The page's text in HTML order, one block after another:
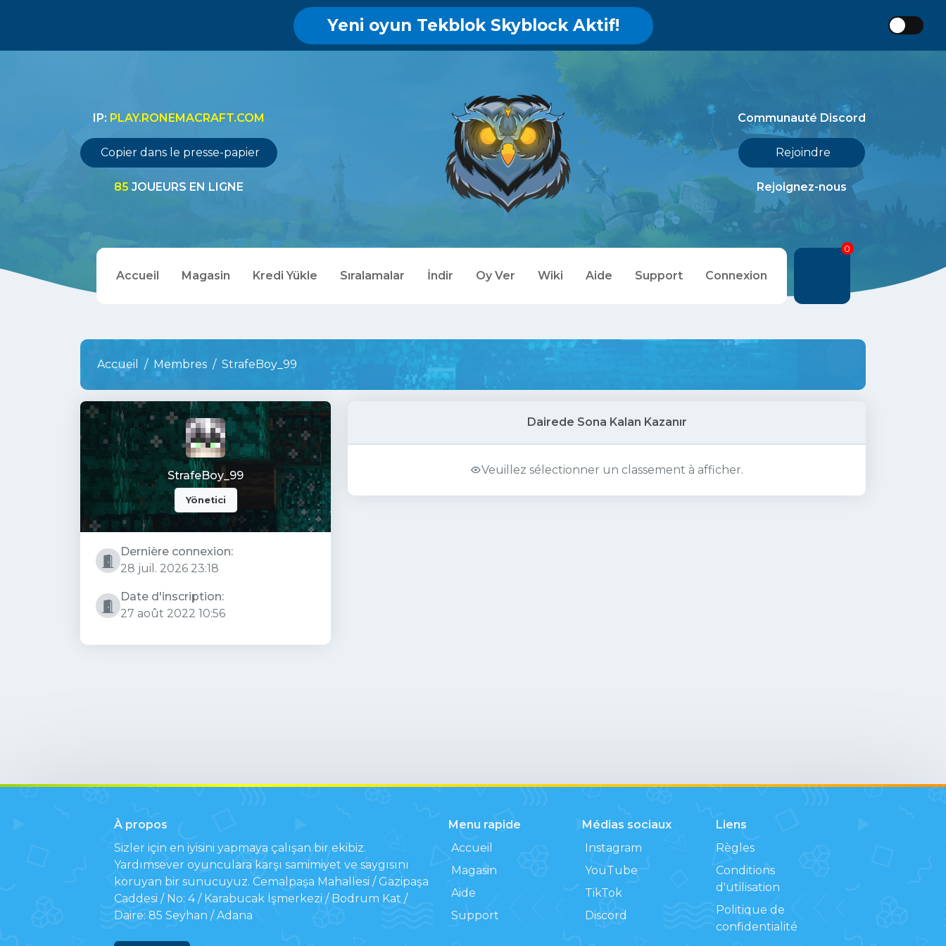
Yeni oyun Tekblok Skyblock Aktif!
IP: PLAY.RONEMACRAFT.COM
Copier dans le presse-papier
85 JOUEURS EN LIGNE
Communauté Discord
Rejoindre
Rejoignez-nous
Accueil Magasin Kredi Yükle Sıralamalar İndir Oy Ver Wiki Aide Support Connexion
0
Accueil Membres StrafeBoy_99
StrafeBoy_99
Yönetici
Dernière connexion:
28 juil. 2026 23:18
Date d'inscription:
27 août 2022 10:56
Dairede Sona Kalan Kazanır
Veuillez sélectionner un classement à afficher.
À propos
Sizler için en iyisini yapmaya çalışan bir ekibiz.
Yardımsever oyunculara karşı samimiyet ve saygısını
koruyan bir sunucuyuz. Cemalpaşa Mahallesi / Gazipaşa
Caddesi / No: 4 / Karabucak İşmerkezi / Bodrum Kat /
Daire: 85 Seyhan / Adana
Menu rapide
Accueil
Magasin
Aide
Support
Médias sociaux
Instagram
YouTube
TikTok
Discord
Liens
Règles
Conditions
d'utilisation
Politique de
confidentialité